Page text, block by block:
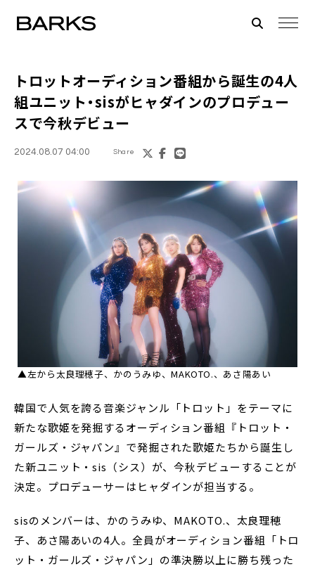
トロットオーディション番組から誕生の4人
組ユニット・sisがヒャダインのプロデュー
スで今秋デビュー
2024.08.07 04:00 Share
▲左から太良理穂子、かのうみゆ、MAKOTO.、あさ陽あい
韓国で人気を誇る音楽ジャンル「トロット」をテーマに
新たな歌姫を発掘するオーディション番組『トロット・
ガールズ・ジャパン』で発掘された歌姫たちから誕生し
た新ユニット・sis（シス）が、今秋デビューすることが
決定。プロデューサーはヒャダインが担当する。
sisのメンバーは、かのうみゆ、MAKOTO.、太良理穂
子、あさ陽あいの4人。全員がオーディション番組「トロ
ット・ガールズ・ジャパン」の準決勝以上に勝ち残った